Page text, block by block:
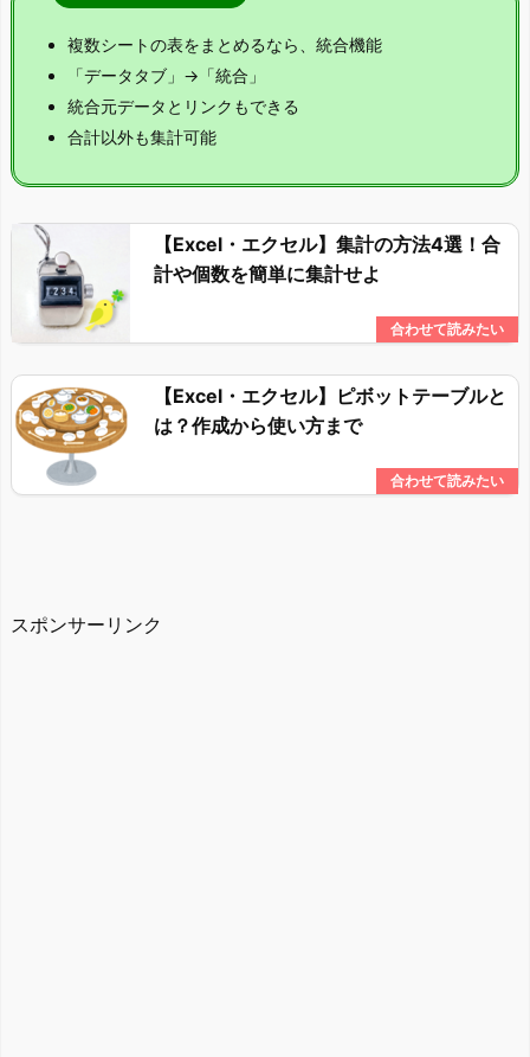
複数シートの表をまとめるなら、統合機能
「データタブ」→「統合」
統合元データとリンクもできる
合計以外も集計可能
【Excel・エクセル】集計の方法4選！合
計や個数を簡単に集計せよ
【Excel・エクセル】ピボットテーブルと
は？作成から使い方まで
スポンサーリンク